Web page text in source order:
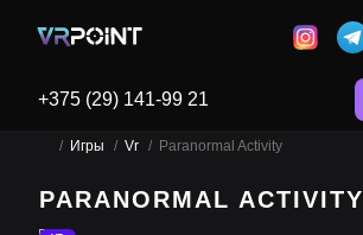
+375 (29) 141-99 21
Игры Vr Paranormal Activity
PARANORMAL ACTIVITY